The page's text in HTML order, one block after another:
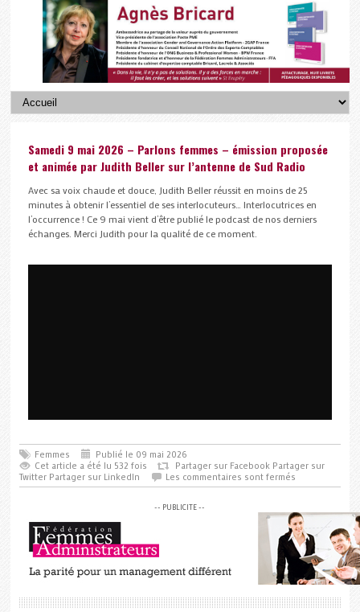
Samedi 9 mai 2026 – Parlons femmes – émission proposée
et animée par Judith Beller sur l’antenne de Sud Radio
Avec sa voix chaude et douce, Judith Beller réussit en moins de 25
minutes à obtenir l’essentiel de ses interlocuteurs… Interlocutrices en
l’occurrence ! Ce 9 mai vient d’être publié le podcast de nos derniers
échanges. Merci Judith pour la qualité de ce moment.
Femmes
Publié le 09 mai 2026
Cet article a été lu 532 fois
Partager sur Facebook Partager sur
Twitter Partager sur LinkedIn Les commentaires sont fermés
-- PUBLICITE --